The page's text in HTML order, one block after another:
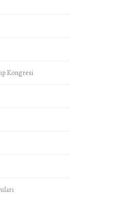
Kongresi